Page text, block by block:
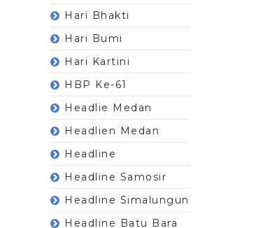
Hari Bhakti
Hari Bumi
Hari Kartini
HBP Ke-61
Headlie Medan
Headlien Medan
Headline
Headline Samosir
Headline Simalungun
Headline Batu Bara